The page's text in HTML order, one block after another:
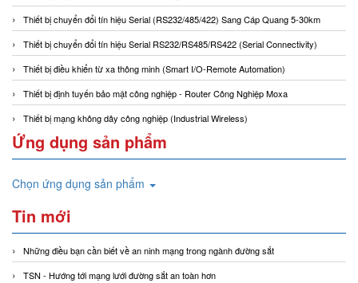
Thiết bị chuyển đổi tín hiệu Serial (RS232/485/422) Sang Cáp Quang 5-30km
Thiết bị chuyển đổi tín hiệu Serial RS232/RS485/RS422 (Serial Connectivity)
Thiết bị điều khiển từ xa thông minh (Smart I/O-Remote Automation)
Thiết bị định tuyến bảo mật công nghiệp - Router Công Nghiệp Moxa
Thiết bị mạng không dây công nghiệp (Industrial Wireless)
Ứng dụng sản phẩm
Chọn ứng dụng sản phẩm
Tin mới
Những điều bạn cần biết về an ninh mạng trong ngành đường sắt
TSN - Hướng tới mạng lưới đường sắt an toàn hơn